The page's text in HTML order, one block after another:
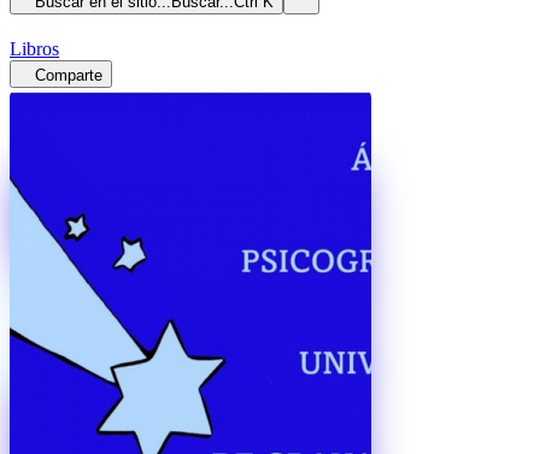
Libros
Comparte